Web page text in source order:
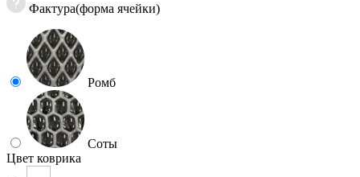
Фактура(форма ячейки)
Ромб
Соты
Цвет коврика